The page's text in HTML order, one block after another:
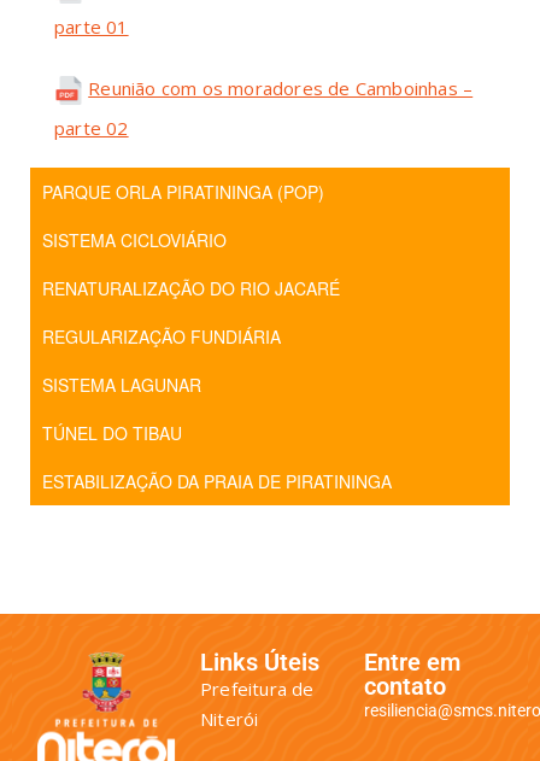
parte 01
Reunião com os moradores de Camboinhas –
parte 02
PARQUE ORLA PIRATININGA (POP)
SISTEMA CICLOVIÁRIO
RENATURALIZAÇÃO DO RIO JACARÉ
REGULARIZAÇÃO FUNDIÁRIA
SISTEMA LAGUNAR
TÚNEL DO TIBAU
ESTABILIZAÇÃO DA PRAIA DE PIRATININGA
Links Úteis
Prefeitura de
Niterói
Entre em
contato